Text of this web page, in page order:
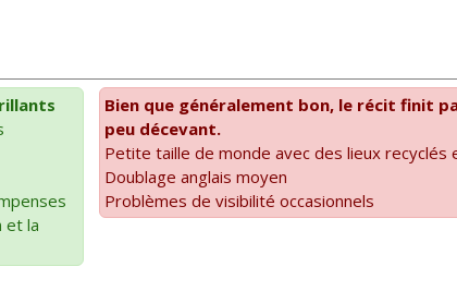
et la
Bien que généralement bon, le récit finit
peu décevant.
Petite taille de monde avec des lieux recyclés
Doublage anglais moyen
Problèmes de visibilité occasionnels